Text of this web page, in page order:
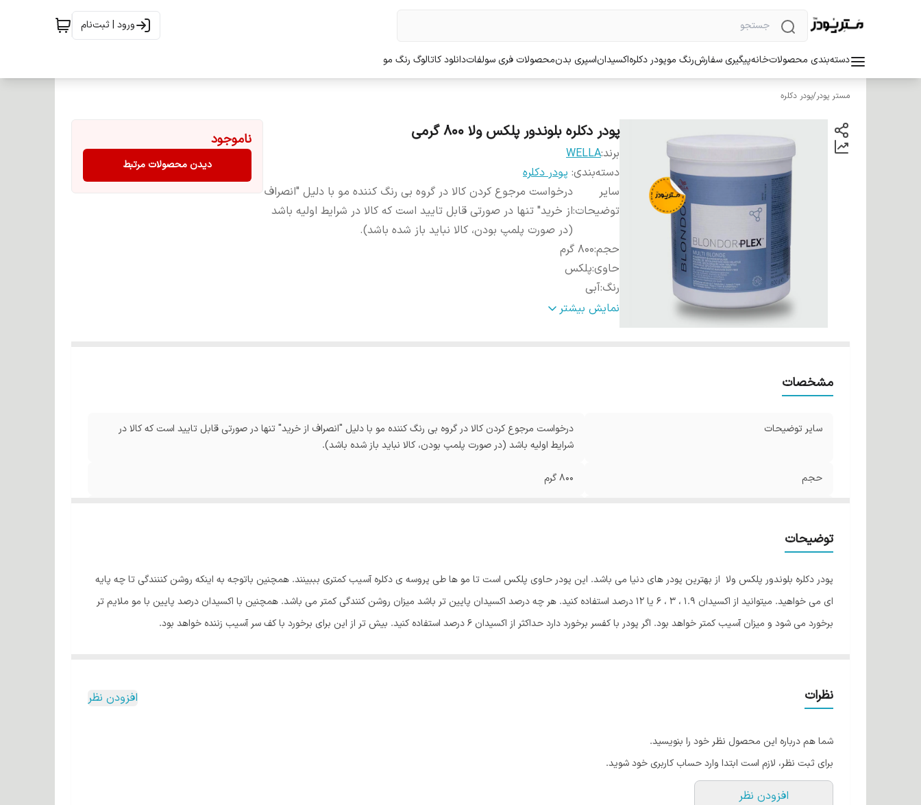
ورود | ثبت‌نام
دسته‌بندی محصولاتخانهپیگیری سفارشرنگ موپودر دکلرهاکسیداناسپری بدنمحصولات فری سولفاتدانلود کاتالوگ رنگ مو
مستر پودر/پودر دکلره
پودر دکلره بلوندور پلکس ولا 800 گرمی
برند:WELLA
دسته‌بندی: پودر دکلره
سایر
توضیحات:
درخواست مرجوع کردن کالا در گروه بی رنگ کننده مو با دلیل "انصراف
از خرید" تنها در صورتی قابل تایید است که کالا در شرایط اولیه باشد
(در صورت پلمپ بودن، کالا نباید باز شده باشد).
حجم:800 گرم
حاوی:پلکس
رنگ:آبی
کشور مبدا برند:آلمان نمایش بیشتر
ناموجود
دیدن محصولات مرتبط
مشخصات
سایر توضیحات
درخواست مرجوع کردن کالا در گروه بی رنگ کننده مو با دلیل "انصراف از خرید" تنها در صورتی قابل تایید است که کالا در
شرایط اولیه باشد (در صورت پلمپ بودن، کالا نباید باز شده باشد).
حجم 800 گرم
رنگ
کشور مبدا برند آلمان
توضیحات
پودر دکلره بلوندور پلکس ولا از بهترین پودر های دنیا می باشد. این پودر حاوی پلکس است تا مو ها طی پروسه ی دکلره آسیب کمتری بببینند. همچنین باتوجه به اینکه روشن کننندگی تا چه پایه
ای می خواهید. میتوانید از اکسیدان 1.9 ، 3 ، 6 یا 12 درصد استفاده کنید. هر چه درصد اکسیدان پایین تر باشد میزان روشن کنندگی کمتر می باشد. همچنین با اکسیدان درصد پایین با مو ملایم تر
برخورد می شود و میزان آسیب کمتر خواهد بود. اگر پودر با کفسر برخورد دارد حداکثر از اکسیدان 6 درصد استفاده کنید. بیش تر از این برای برخورد با کف سر آسیب زننده خواهد بود.
رنگ این پودر آبی می باشد
قدرت روشن کنندگی تا 7 پایه
نظرات افزودن نظر
شما هم درباره این محصول نظر خود را بنویسید.
برای ثبت نظر، لازم است ابتدا وارد حساب کاربری خود شوید.
افزودن نظر